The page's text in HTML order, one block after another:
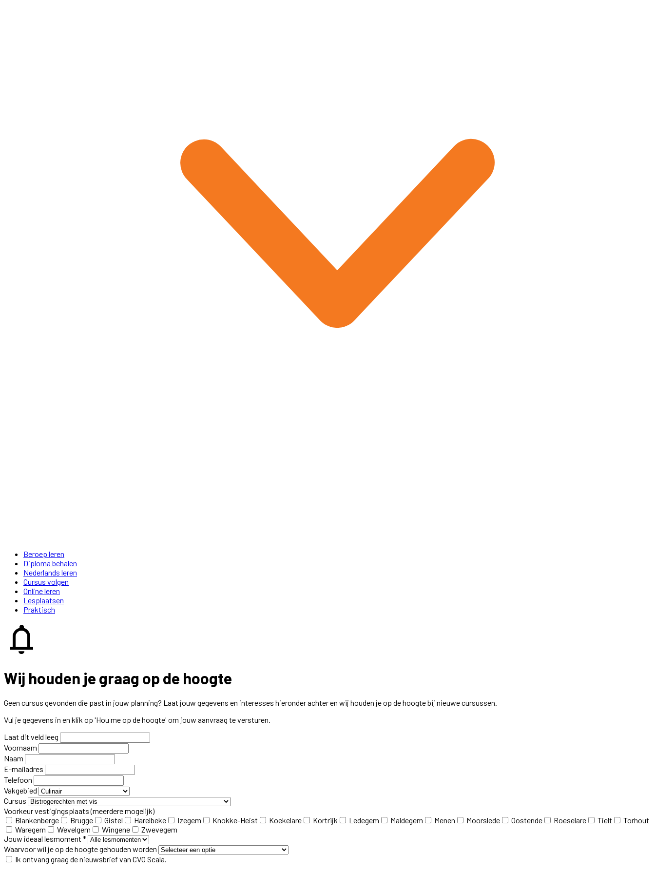
Beroep leren
Diploma behalen
Nederlands leren
Cursus volgen
Online leren
Lesplaatsen
Praktisch
notifications
Wij houden je graag op de hoogte
Geen cursus gevonden die past in jouw planning? Laat jouw gegevens en interesses hieronder achter en wij houden je op de hoogte bij nieuwe cursussen.
Vul je gegevens in en klik op 'Hou me op de hoogte' om jouw aanvraag te versturen.
Laat dit veld leeg
Voornaam
Naam
E-mailadres
Telefoon
Vakgebied
Cursus
Voorkeur vestigingsplaats(meerdere mogelijk)
Blankenberge
Brugge Gistel Harelbeke Izegem Knokke-Heist Koekelare Kortrijk Ledegem Maldegem Menen Moorslede Oostende Roeselare Tielt
Torhout
Waregem
Wevelgem Wingene
Zwevegem
Jouw ideaal lesmoment *
Waarvoor wil je op de hoogte gehouden worden
Ik ontvang graag de nieuwsbrief van CVO Scala.